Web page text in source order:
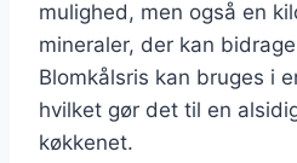
mulighed, men også en
mineraler, der kan
Blomkålsris kan bruges i
hvilket gør det til en
køkkenet.